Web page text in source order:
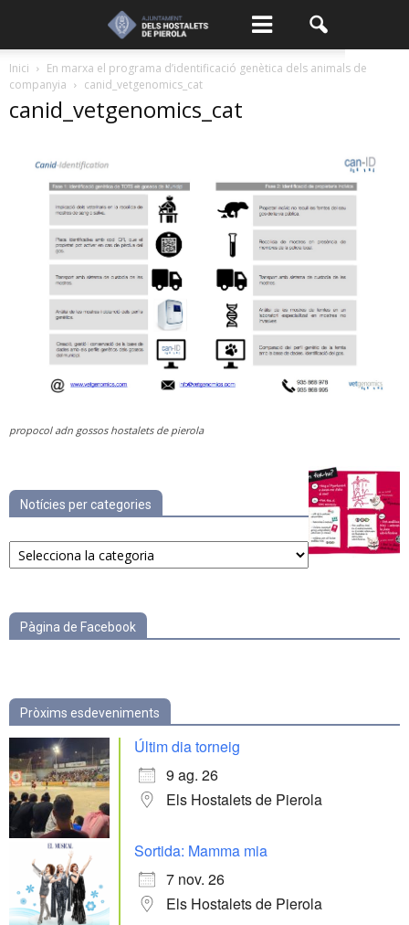
Inici
En marxa el programa d’identificació genètica dels animals de
companyia
canid_vetgenomics_cat
canid_vetgenomics_cat
propocol adn gossos hostalets de pierola
Notícies per categories
Notícies
per
Pàgina de Facebook
Pròxims esdeveniments
Últim dia torneig
9 ag. 26
Els Hostalets de Pierola
Sortida: Mamma mia
7 nov. 26
Els Hostalets de Pierola